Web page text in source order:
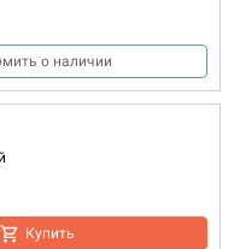
о наличии
Купить